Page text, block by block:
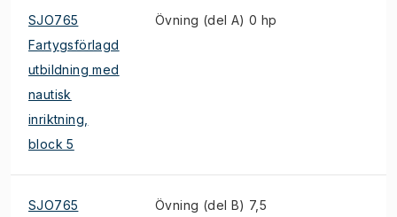
SJO765
Fartygsförlagd
utbildning med
nautisk
inriktning,
block 5
Övning (del A) 0 hp
SJO765 Övning (del B) 7,5